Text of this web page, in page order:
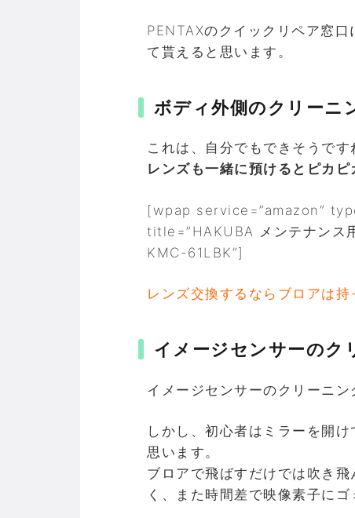
PENTAXのクイックリペア窓
て貰えると思います。
ボディ外側のクリーニ
これは、自分でもできそうで
レンズも一緒に預けるとピカピ
[wpap service=”amazon”
title=”HAKUBA メンテナンス
KMC-61LBK”]
レンズ交換するならブロアは持
イメージセンサーのク
イメージセンサーのクリーニン
しかし、初心者はミラーを開
思います。
ブロアで飛ばすだけでは吹き
く、また時間差で映像素子に